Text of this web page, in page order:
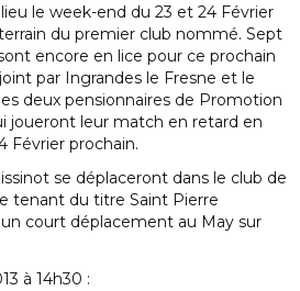
le week-end du 23 et 24 Février
du premier club nommé. Sept
encore en lice pour ce prochain
par Ingrandes le Fresne et le
deux pensionnaires de Promotion
joueront leur match en retard en
Février prochain.
se déplaceront dans le club de
tenant du titre Saint Pierre
court déplacement au May sur
à 14h30 :